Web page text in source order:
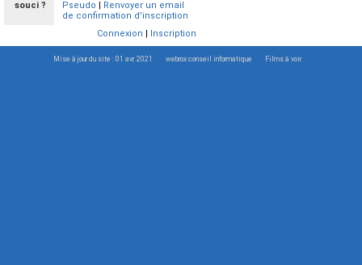
souci ?
Pseudo | Renvoyer un email
de confirmation d'inscription
Connexion | Inscription
Mise à jour du site : 01 avr. 2021 webrox conseil informatique Films à voir